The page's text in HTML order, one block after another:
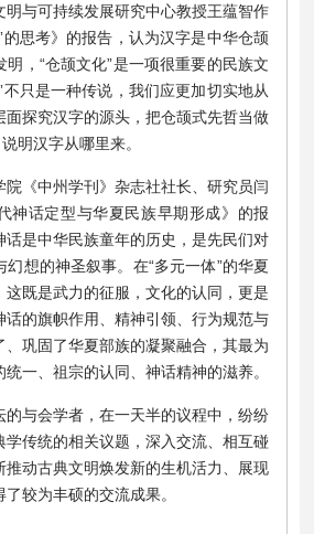
明与可持续发展研究中心教授王蕴智作
的思考》的报告，认为汉字是中华仓颉
，“仓颉文化”是一项很重要的民族文
不只是一种传说，我们应更加切实地从
面探究汉字的源头，把仓颉式先哲当做
明汉字从哪里来。
院《中州学刊》杂志社社长、研究员闫
神话定型与华夏民族早期形成》的报
话是中华民族童年的历史，是先民们对
幻想的神圣叙事。在“多元一体”的华夏
这既是武力的征服，文化的认同，更是
话的旗帜作用、精神引领、行为规范与
、巩固了华夏部族的凝聚融合，其最为
一、祖宗的认同、神话精神的滋养。
的与会学者，在一天半的议程中，纷纷
学传统的相关议题，深入交流、相互碰
推动古典文明焕发新的生机活力、展现
较为丰硕的交流成果。